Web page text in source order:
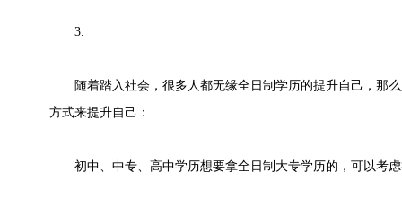
3.
随着踏入社会，很多人都无缘全日制学历的提升自己，那么
方式来提升自己：
初中、中专、高中学历想要拿全日制大专学历的，可以考虑